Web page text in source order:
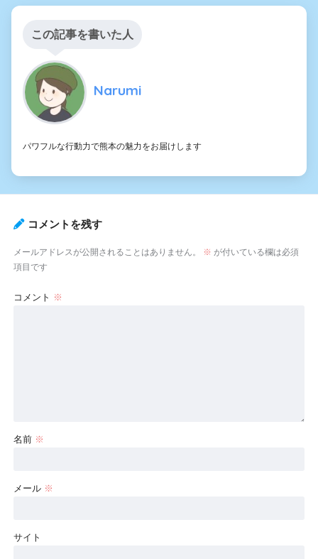
この記事を書いた人
Narumi
パワフルな行動力で熊本の魅力をお届けします
コメントを残す
メールアドレスが公開されることはありません。 ※ が付いている欄は必須
項目です
コメント ※
名前 ※
メール ※
サイト